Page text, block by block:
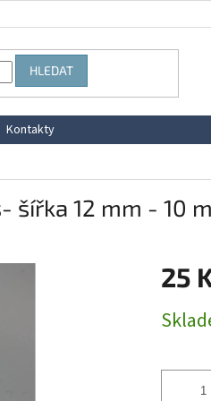
HLEDAT
Kontakty
šířka 12 mm - 10
25
cena: